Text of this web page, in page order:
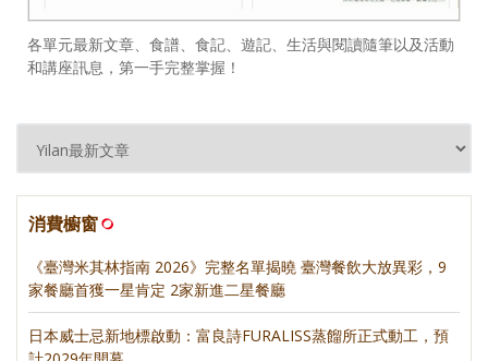
各單元最新文章、食譜、食記、遊記、生活與閱讀隨筆以及活動
和講座訊息，第一手完整掌握！
消費櫥窗
《臺灣米其林指南 2026》完整名單揭曉 臺灣餐飲大放異彩，9
家餐廳首獲一星肯定 2家新進二星餐廳
日本威士忌新地標啟動：富良詩FURALISS蒸餾所正式動工，預